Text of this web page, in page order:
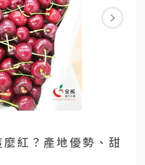
紅？產地優勢、甜